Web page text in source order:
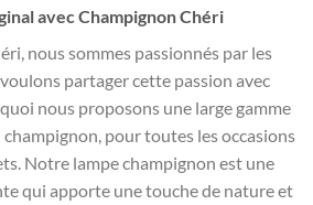
avec Champignon Chéri
nous sommes passionnés par les
partager cette passion avec
nous proposons une large gamme
pour toutes les occasions
Notre lampe champignon est une
qui apporte une touche de nature et